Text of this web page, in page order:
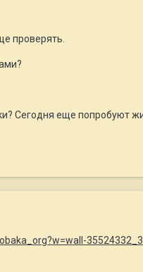
проверять.
Сегодня еще попробуют